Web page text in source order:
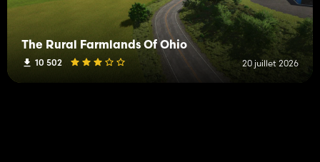
The Rural Farmlands Of Ohio
10 502 20 juillet 2026